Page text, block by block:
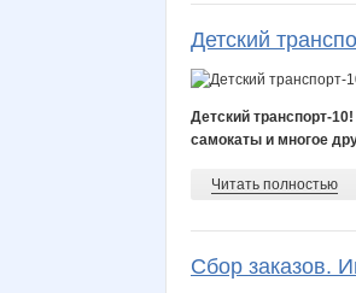
Детский
Детский транспорт-
самокаты и многое
Читать полностью
Сбор заказов.